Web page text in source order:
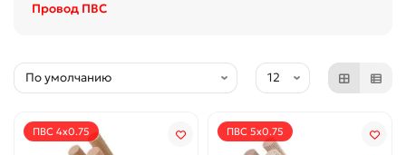
Провод ПВС
ПВС 4х0.75 ПВС 5x0.75